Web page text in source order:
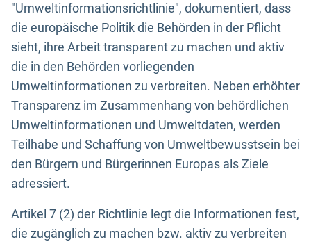
"Umweltinformationsrichtlinie", dokumentiert, dass
die europäische Politik die Behörden in der Pflicht
sieht, ihre Arbeit transparent zu machen und aktiv
die in den Behörden vorliegenden
Umweltinformationen zu verbreiten. Neben erhöhter
Transparenz im Zusammenhang von behördlichen
Umweltinformationen und Umweltdaten, werden
Teilhabe und Schaffung von Umweltbewusstsein bei
den Bürgern und Bürgerinnen Europas als Ziele
adressiert.
Artikel 7 (2) der Richtlinie legt die Informationen fest,
die zugänglich zu machen bzw. aktiv zu verbreiten